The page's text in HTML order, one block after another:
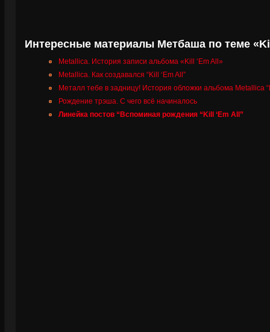
Интересные материалы Метбаша по теме
Metallica. История записи альбома «Kill ‘Em All»
Metallica. Как создавался “Kill ‘Em All”
Металл тебе в задницу! История обложки альбома Metallica
Рождение трэша. С чего всё начиналось
Линейка постов “Вспоминая рождения “Kill ‘Em All”